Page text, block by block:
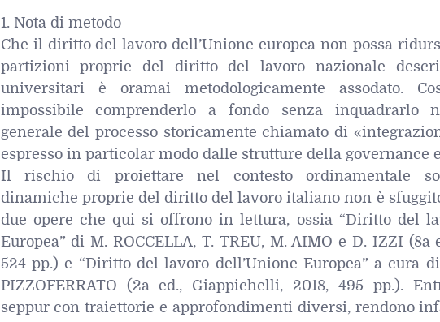
1. Nota di metodo
Che il diritto del lavoro dell’Unione europea non possa
partizioni proprie del diritto del lavoro nazionale
universitari è oramai metodologicamente assodato.
impossibile comprenderlo a fondo senza inquadrarlo
generale del processo storicamente chiamato di
espresso in particolar modo dalle strutture della governance
Il rischio di proiettare nel contesto ordinamentale
dinamiche proprie del diritto del lavoro italiano non è
due opere che qui si offrono in lettura, ossia “Diritto del
Europea” di M. ROCCELLA, T. TREU, M. AIMO e D. IZZI (8a
524 pp.) e “Diritto del lavoro dell’Unione Europea” a cura
PIZZOFERRATO (2a ed., Giappichelli, 2018, 495 pp.).
seppur con traiettorie e approfondimenti diversi, rendono